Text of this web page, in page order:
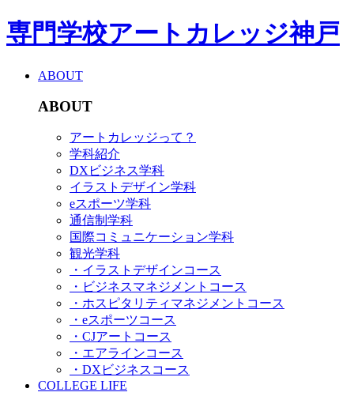
専門学校アートカレッジ神戸
ABOUT
ABOUT
アートカレッジって？
学科紹介
DXビジネス学科
イラストデザイン学科
eスポーツ学科
通信制学科
国際コミュニケーション学科
観光学科
・イラストデザインコース
・ビジネスマネジメントコース
・ホスピタリティマネジメントコース
・eスポーツコース
・CJアートコース
・エアラインコース
・DXビジネスコース
COLLEGE LIFE